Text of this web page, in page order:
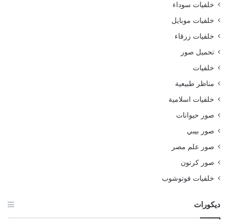
خلفيات سوداء
خلفيات موبايل
خلفيات زرقاء
تحميل صور
خلفيات
مناظر طبيعية
خلفيات اسلامية
صور حيوانات
صور بيبي
صور علم مصر
صور كرتون
خلفيات فوتوشوب
ديكورات